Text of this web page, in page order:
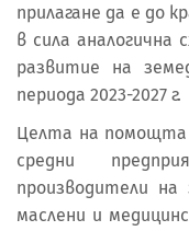
прилагане да е до
в сила аналогична
развитие на
периода 2023-2027 г.
Целта на помощта
средни
производители на
маслени и